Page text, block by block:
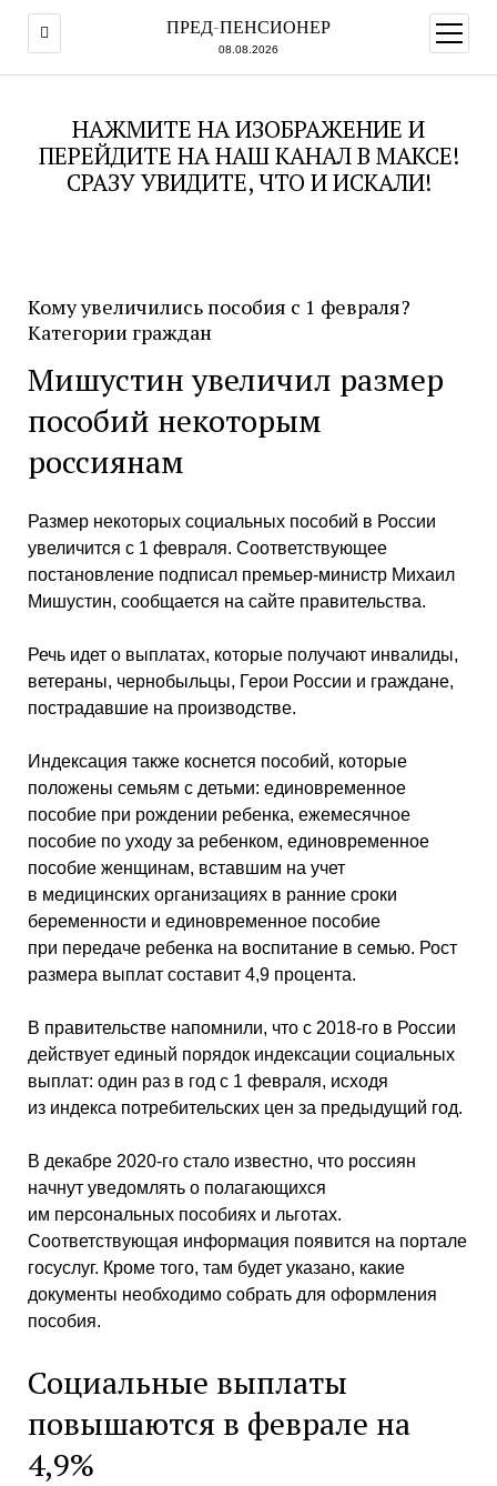
ПРЕД-ПЕНСИОНЕР
08.08.2026
меню
НАЖМИТЕ НА ИЗОБРАЖЕНИЕ И
ПЕРЕЙДИТЕ НА НАШ КАНАЛ В МАКСЕ!
СРАЗУ УВИДИТЕ, ЧТО И ИСКАЛИ!
Кому увеличились пособия с 1 февраля?
Категории граждан
Мишустин увеличил размер
пособий некоторым
россиянам
Размер некоторых социальных пособий в России
увеличится с 1 февраля. Соответствующее
постановление подписал премьер-министр Михаил
Мишустин, сообщается на сайте правительства.
Речь идет о выплатах, которые получают инвалиды,
ветераны, чернобыльцы, Герои России и граждане,
пострадавшие на производстве.
Индексация также коснется пособий, которые
положены семьям с детьми: единовременное
пособие при рождении ребенка, ежемесячное
пособие по уходу за ребенком, единовременное
пособие женщинам, вставшим на учет
в медицинских организациях в ранние сроки
беременности и единовременное пособие
при передаче ребенка на воспитание в семью. Рост
размера выплат составит 4,9 процента.
В правительстве напомнили, что с 2018-го в России
действует единый порядок индексации социальных
выплат: один раз в год с 1 февраля, исходя
из индекса потребительских цен за предыдущий год.
В декабре 2020-го стало известно, что россиян
начнут уведомлять о полагающихся
им персональных пособиях и льготах.
Соответствующая информация появится на портале
госуслуг. Кроме того, там будет указано, какие
документы необходимо собрать для оформления
пособия.
Социальные выплаты
повышаются в феврале на
4,9%